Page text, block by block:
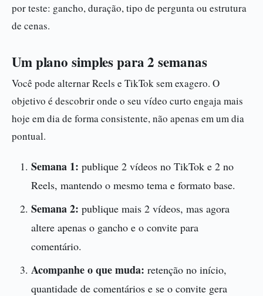
por teste: gancho, duração, tipo de pergunta ou estrutura
de cenas.
Um plano simples para 2 semanas
Você pode alternar Reels e TikTok sem exagero. O
objetivo é descobrir onde o seu vídeo curto engaja mais
hoje em dia de forma consistente, não apenas em um dia
pontual.
Semana 1: publique 2 vídeos no TikTok e 2 no
Reels, mantendo o mesmo tema e formato base.
Semana 2: publique mais 2 vídeos, mas agora
altere apenas o gancho e o convite para
comentário.
Acompanhe o que muda: retenção no início,
quantidade de comentários e se o convite gera